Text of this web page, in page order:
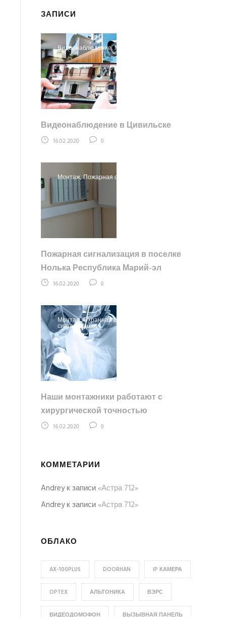
ЗАПИСИ
Видеонаблюдение,Монтаж
Видеонаблюдение в Цивильске
16.02.2020 0
Монтаж,Пожарная сигнализация
Пожарная сигнализация в поселке
Нолька Республика Марий-эл
16.02.2020 0
Монтаж,Охранная сигнализация
сигнализация
Наши монтажники работают с
хирургической точноcтью
16.02.2020 0
КОММЕТАРИИ
Andreyк записи«Астра 712»
Andreyк записи«Астра 712»
ОБЛАКО
AX-100PLUS DOORHAN IP КАМЕРА
OPTEX АЛЬТОНИКА ВЭРС
ВИДЕОДОМОФОН ВЫЗЫВНАЯ ПАНЕЛЬ